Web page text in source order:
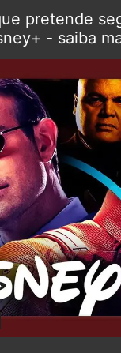
pretende
- saiba